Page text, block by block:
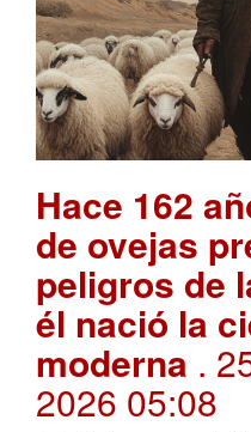
Hace 162
de ovejas
peligros de
él nació la
moderna .
2026 05:08